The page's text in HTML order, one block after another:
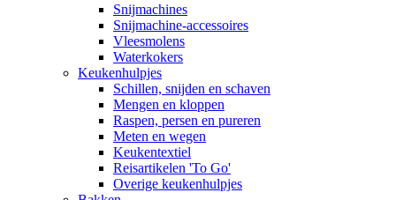
Snijmachines
Snijmachine-accessoires
Vleesmolens
Waterkokers
Keukenhulpjes
Schillen, snijden en schaven
Mengen en kloppen
Raspen, persen en pureren
Meten en wegen
Keukentextiel
Reisartikelen 'To Go'
Overige keukenhulpjes